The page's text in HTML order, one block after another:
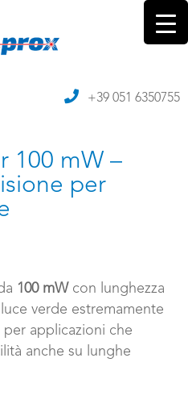
+39 051 6350755
100 mW –
per
100 mW con lunghezza
verde estremamente
applicazioni che
anche su lunghe